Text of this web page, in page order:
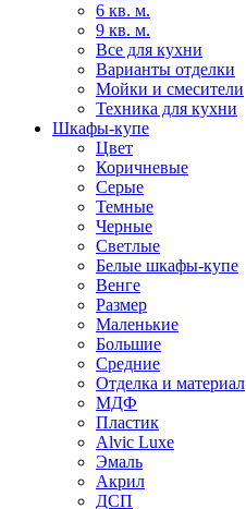
6 кв. м.
9 кв. м.
Все для кухни
Варианты отделки
Мойки и смесители
Техника для кухни
Шкафы-купе
Цвет
Коричневые
Серые
Темные
Черные
Светлые
Белые шкафы-купе
Венге
Размер
Маленькие
Большие
Средние
Отделка и материал
МДФ
Пластик
Alvic Luxe
Эмаль
Акрил
ДСП